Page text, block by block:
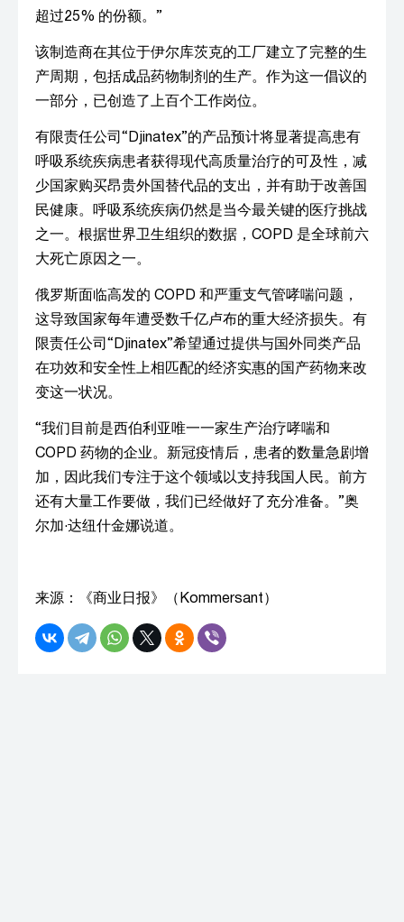
超过25% 的份额。”
该制造商在其位于伊尔库茨克的工厂建立了完整的生
产周期，包括成品药物制剂的生产。作为这一倡议的
一部分，已创造了上百个工作岗位。
有限责任公司“Djinatex”的产品预计将显著提高患有
呼吸系统疾病患者获得现代高质量治疗的可及性，减
少国家购买昂贵外国替代品的支出，并有助于改善国
民健康。呼吸系统疾病仍然是当今最关键的医疗挑战
之一。根据世界卫生组织的数据，COPD 是全球前六
大死亡原因之一。
俄罗斯面临高发的 COPD 和严重支气管哮喘问题，
这导致国家每年遭受数千亿卢布的重大经济损失。有
限责任公司“Djinatex”希望通过提供与国外同类产品
在功效和安全性上相匹配的经济实惠的国产药物来改
变这一状况。
“我们目前是西伯利亚唯一一家生产治疗哮喘和
COPD 药物的企业。新冠疫情后，患者的数量急剧增
加，因此我们专注于这个领域以支持我国人民。前方
还有大量工作要做，我们已经做好了充分准备。”奥
尔加·达纽什金娜说道。
来源：《商业日报》（Kommersant）